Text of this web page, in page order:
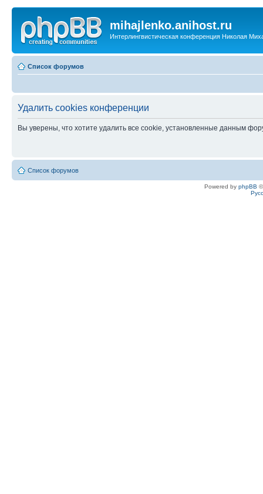
mihajlenko.anihost.ru
Интерлингвистическая конференция Николая
Список форумов
Удалить cookies конференции
Вы уверены, что хотите удалить все cookie, установленные данным
Список форумов
Powered by phpBB